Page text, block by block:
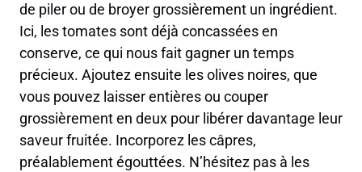
de piler ou de broyer grossièrement un ingrédient.
Ici, les tomates sont déjà concassées en
conserve, ce qui nous fait gagner un temps
précieux. Ajoutez ensuite les olives noires, que
vous pouvez laisser entières ou couper
grossièrement en deux pour libérer davantage leur
saveur fruitée. Incorporez les câpres,
préalablement égouttées. N’hésitez pas à les